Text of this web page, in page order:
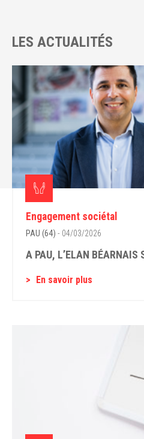
LES ACTUALITÉS
Engagement sociétal
PAU (64) - 04/03/2026
A PAU, L’ELAN BÉARNAIS
En savoir plus